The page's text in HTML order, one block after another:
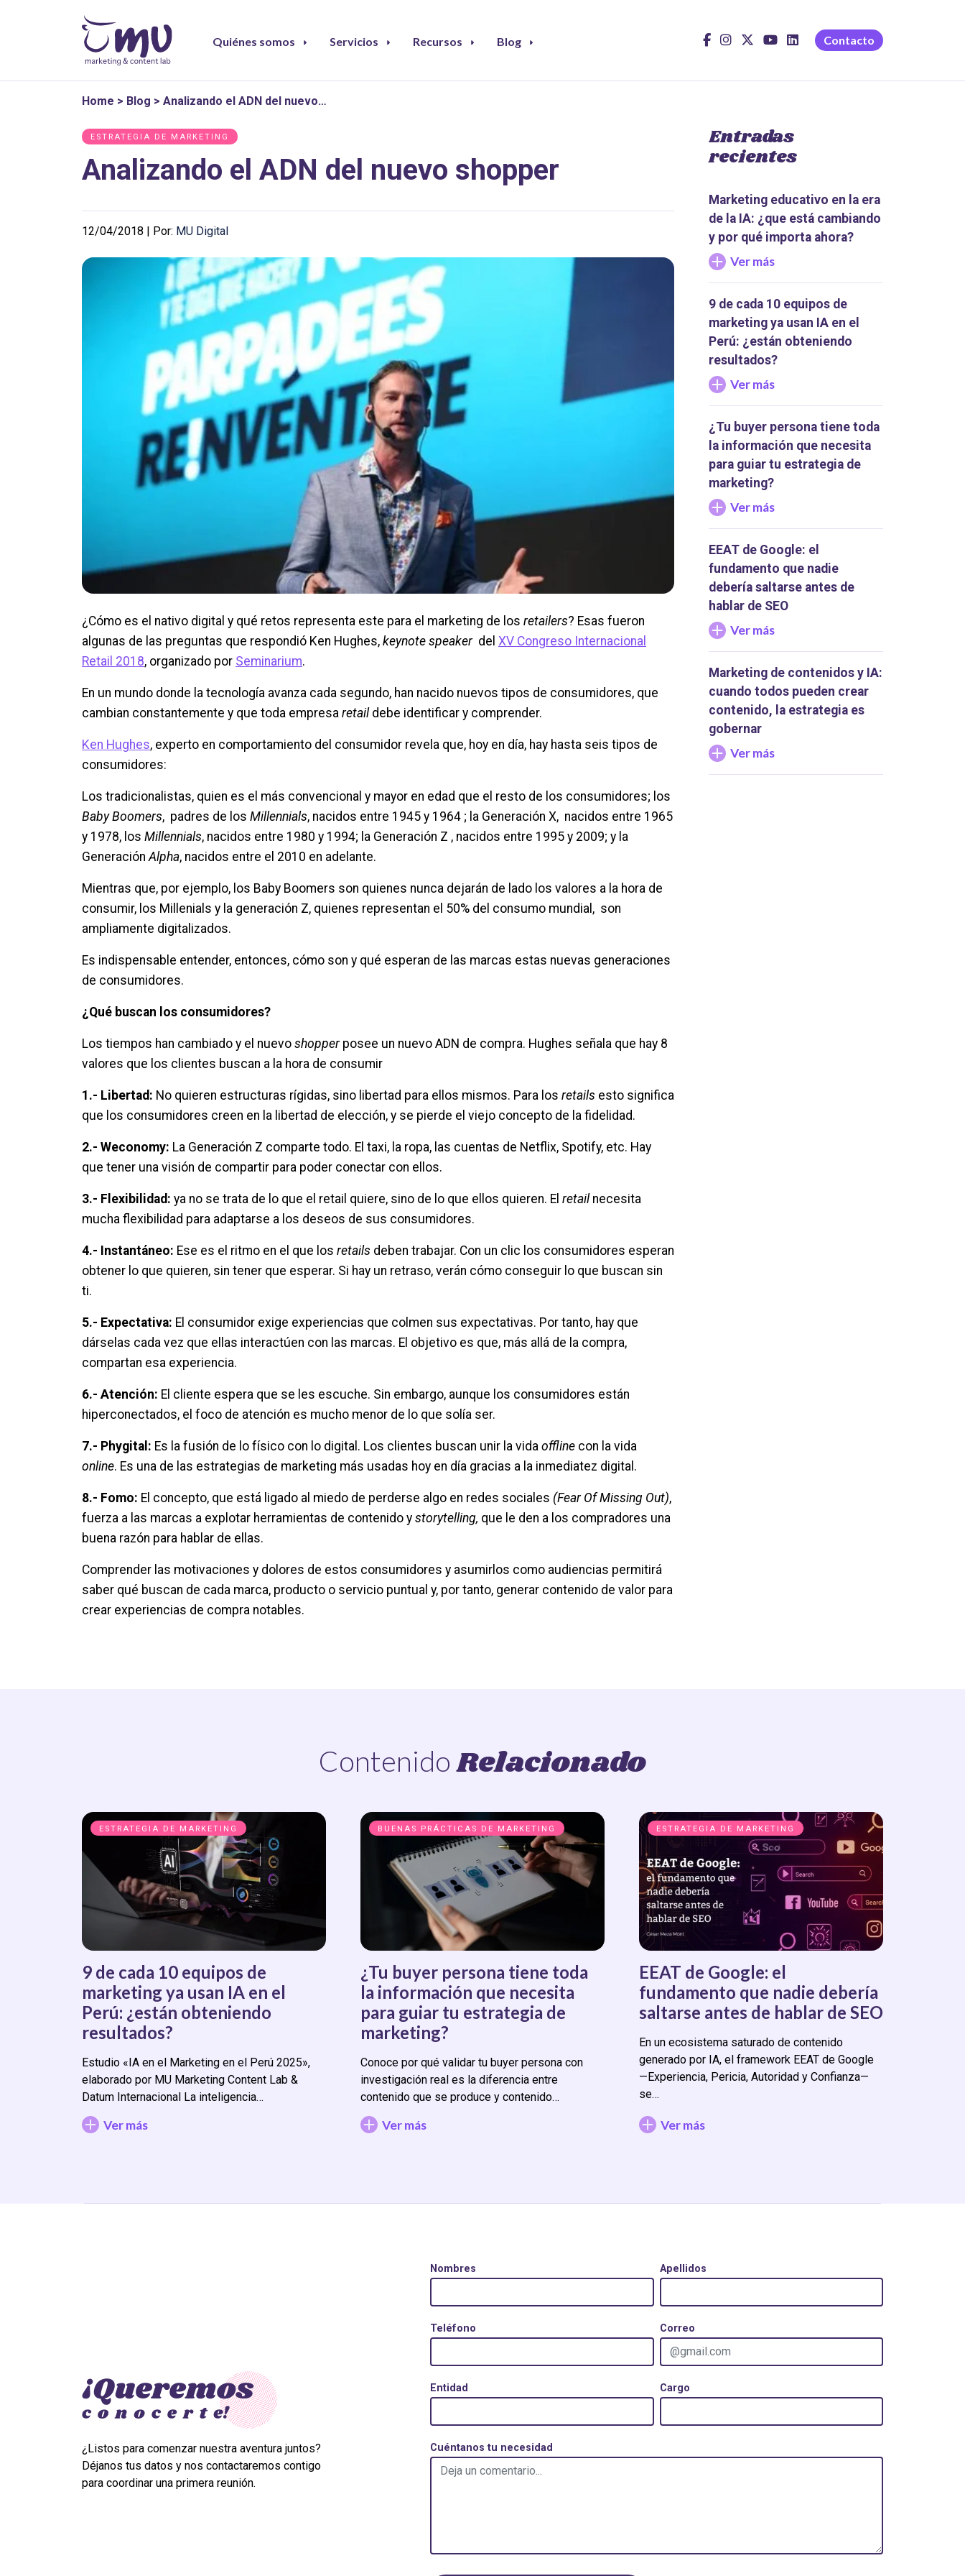
Quiénes somos Servicios Recursos Blog Contacto
Home > Blog > Analizando el ADN del nuevo…
ESTRATEGIA DE MARKETING
Analizando el ADN del nuevo shopper
12/04/2018 | Por: MU Digital
¿Cómo es el nativo digital y qué retos representa este para el marketing de los retailers? Esas fueron
algunas de las preguntas que respondió Ken Hughes, keynote speaker del XV Congreso Internacional
Retail 2018, organizado por Seminarium.
En un mundo donde la tecnología avanza cada segundo, han nacido nuevos tipos de consumidores, que
cambian constantemente y que toda empresa retaildebe identificar y comprender.
Ken Hughes, experto en comportamiento del consumidor revela que, hoy en día, hay hasta seis tipos de
consumidores:
Los tradicionalistas, quien es el más convencional y mayor en edad que el resto de los consumidores; los
Baby Boomers, padres de los Millennials, nacidos entre 1945 y 1964 ; la Generación X, nacidos entre 1965
y 1978, los Millennials, nacidos entre 1980 y 1994; la Generación Z , nacidos entre 1995 y 2009; y la
Generación Alpha, nacidos entre el 2010 en adelante.
Mientras que, por ejemplo, los Baby Boomers son quienes nunca dejarán de lado los valores a la hora de
consumir, los Millenials y la generación Z, quienes representan el 50% del consumo mundial, son
ampliamente digitalizados.
Es indispensable entender, entonces, cómo son y qué esperan de las marcas estas nuevas generaciones
de consumidores.
¿Qué buscan los consumidores?
Los tiempos han cambiado y el nuevo shopperposee un nuevo ADN de compra. Hughes señala que hay 8
valores que los clientes buscan a la hora de consumir
1.- Libertad: No quieren estructuras rígidas, sino libertad para ellos mismos. Para los retails esto significa
que los consumidores creen en la libertad de elección, y se pierde el viejo concepto de la fidelidad.
2.- Weconomy: La Generación Z comparte todo. El taxi, la ropa, las cuentas de Netflix, Spotify, etc. Hay
que tener una visión de compartir para poder conectar con ellos.
3.- Flexibilidad: ya no se trata de lo que el retail quiere, sino de lo que ellos quieren. El retailnecesita
mucha flexibilidad para adaptarse a los deseos de sus consumidores.
4.- Instantáneo: Ese es el ritmo en el que los retails deben trabajar. Con un clic los consumidores esperan
obtener lo que quieren, sin tener que esperar. Si hay un retraso, verán cómo conseguir lo que buscan sin
ti.
5.- Expectativa: El consumidor exige experiencias que colmen sus expectativas. Por tanto, hay que
dárselas cada vez que ellas interactúen con las marcas. El objetivo es que, más allá de la compra,
compartan esa experiencia.
6.- Atención: El cliente espera que se les escuche. Sin embargo, aunque los consumidores están
hiperconectados, el foco de atención es mucho menor de lo que solía ser.
7.- Phygital: Es la fusión de lo físico con lo digital. Los clientes buscan unir la vida offline con la vida
online. Es una de las estrategias de marketing más usadas hoy en día gracias a la inmediatez digital.
8.- Fomo: El concepto, que está ligado al miedo de perderse algo en redes sociales (Fear Of Missing Out),
fuerza a las marcas a explotar herramientas de contenido y storytelling, que le den a los compradores una
buena razón para hablar de ellas.
Comprender las motivaciones y dolores de estos consumidores y asumirlos como audiencias permitirá
saber qué buscan de cada marca, producto o servicio puntual y, por tanto, generar contenido de valor para
crear experiencias de compra notables.
Entradas
recientes
Marketing educativo en la era
de la IA: ¿que está cambiando
y por qué importa ahora?
Ver más
9 de cada 10 equipos de
marketing ya usan IA en el
Perú: ¿están obteniendo
resultados?
Ver más
¿Tu buyer persona tiene toda
la información que necesita
para guiar tu estrategia de
marketing?
Ver más
EEAT de Google: el
fundamento que nadie
debería saltarse antes de
hablar de SEO
Ver más
Marketing de contenidos y IA:
cuando todos pueden crear
contenido, la estrategia es
gobernar
Ver más
ContenidoRelacionado
ESTRATEGIA DE MARKETING
9 de cada 10 equipos de
marketing ya usan IA en el
Perú: ¿están obteniendo
resultados?
Estudio «IA en el Marketing en el Perú 2025»,
elaborado por MU Marketing Content Lab &
Datum Internacional La inteligencia…
Ver más
BUENAS PRÁCTICAS DE MARKETING
¿Tu buyer persona tiene toda
la información que necesita
para guiar tu estrategia de
marketing?
Conoce por qué validar tu buyer persona con
investigación real es la diferencia entre
contenido que se produce y contenido…
Ver más
ESTRATEGIA DE MARKETING
EEAT de Google: el
fundamento que nadie debería
saltarse antes de hablar de SEO
En un ecosistema saturado de contenido
generado por IA, el framework EEAT de Google
—Experiencia, Pericia, Autoridad y Confianza—
se…
Ver más
¿Listos para comenzar nuestra aventura juntos?
Déjanos tus datos y nos contactaremos contigo
para coordinar una primera reunión.
Nombres Apellidos
Teléfono Correo
Entidad Cargo
Cuéntanos tu necesidad